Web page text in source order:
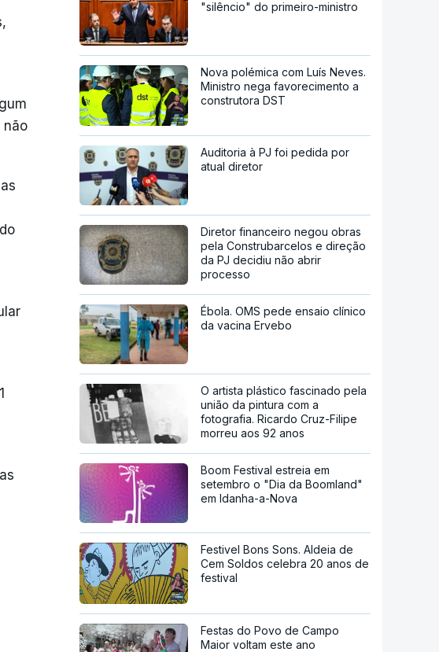
não
"silêncio" do primeiro-ministro
Nova polémica com Luís Neves.
Ministro nega favorecimento a
construtora DST
Auditoria à PJ foi pedida por
atual diretor
Diretor financeiro negou obras
pela Construbarcelos e direção
da PJ decidiu não abrir
processo
Ébola. OMS pede ensaio clínico
da vacina Ervebo
O artista plástico fascinado pela
união da pintura com a
fotografia. Ricardo Cruz-Filipe
morreu aos 92 anos
Boom Festival estreia em
setembro o "Dia da Boomland"
em Idanha-a-Nova
Festivel Bons Sons. Aldeia de
Cem Soldos celebra 20 anos de
festival
Festas do Povo de Campo
Maior voltam este ano